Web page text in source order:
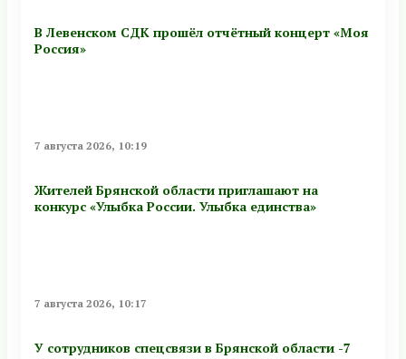
В Левенском СДК прошёл отчётный концерт «Моя
Россия»
7 августа 2026, 10:19
Жителей Брянской области приглашают на
конкурс «Улыбка России. Улыбка единства»
7 августа 2026, 10:17
У сотрудников спецсвязи в Брянской области -7